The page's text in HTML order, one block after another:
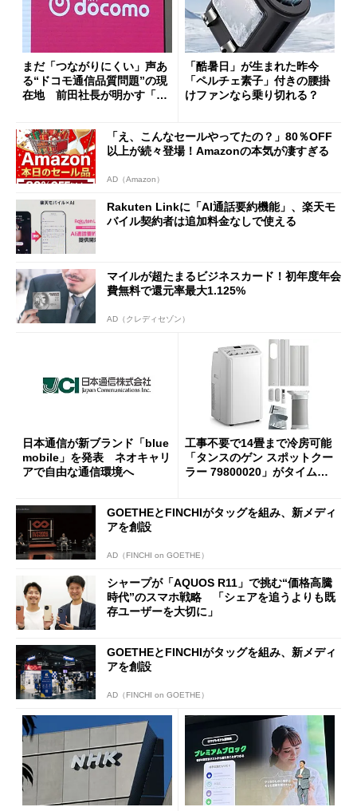
まだ「つながりにくい」声あ
る“ドコモ通信品質問題”の現
在地 前田社長が明かす「道
「酷暑日」が生まれた昨今
「ペルチェ素子」付きの腰掛
けファンなら乗り切れる？
「え、こんなセールやってたの？」80％OFF
以上が続々登場！Amazonの本気が凄すぎる
AD（Amazon）
Rakuten Linkに「AI通話要約機能」、楽天モ
バイル契約者は追加料金なしで使える
マイルが超たまるビジネスカード！初年度年会
費無料で還元率最大1.125%
AD（クレディセゾン）
日本通信が新ブランド「blue
mobile」を発表 ネオキャリ
アで自由な通信環境へ
工事不要で14畳まで冷房可能
「タンスのゲン スポットクー
ラー 79800020」がタイムセ
GOETHEとFINCHIがタッグを組み、新メディ
アを創設
AD（FINCHI on GOETHE）
シャープが「AQUOS R11」で挑む“価格高騰
時代”のスマホ戦略 「シェアを追うよりも既
存ユーザーを大切に」
GOETHEとFINCHIがタッグを組み、新メディ
アを創設
AD（FINCHI on GOETHE）